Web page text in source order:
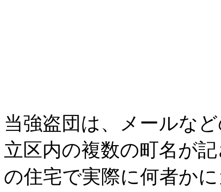
当強盗団は、メールな
立区内の複数の町名が
の住宅で実際に何者か